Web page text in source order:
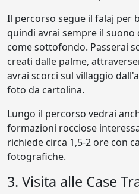
Il percorso segue il falaj per
quindi avrai sempre il suono
come sottofondo. Passerai
creati dalle palme,
avrai scorci sul villaggio
foto da cartolina.
Lungo il percorso vedrai
formazioni rocciose
richiede circa 1,5-2 ore con
fotografiche.
3. Visita alle Case